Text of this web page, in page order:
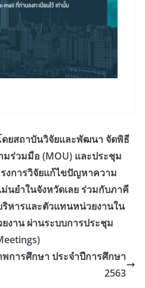
ดยสถาบันวิจัยและพัฒนา จัดพิธี
ร่วมมือ (MOU) และประชุม
งการวิจัยแก้ไขปัญหาความ
นยำในจังหวัดเลย ร่วมกับภาคี
หารและตัวแทนหน่วยงานใน
งาน ผ่านระบบการประชุม
การศึกษา ประจำปีการศึกษา
2563